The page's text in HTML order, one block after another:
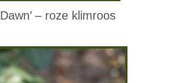
– roze klimroos